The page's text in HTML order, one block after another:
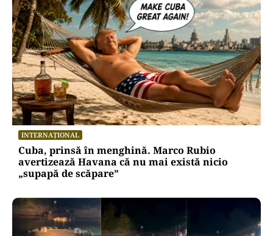
INTERNAȚIONAL
Cuba, prinsă în menghină. Marco Rubio
avertizează Havana că nu mai există nicio
„supapă de scăpare”